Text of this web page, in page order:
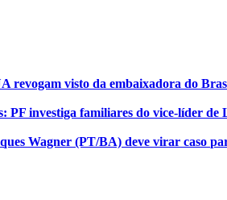
revogam visto da embaixadora do
PF investiga familiares do vice-líder
Wagner (PT/BA) deve virar caso